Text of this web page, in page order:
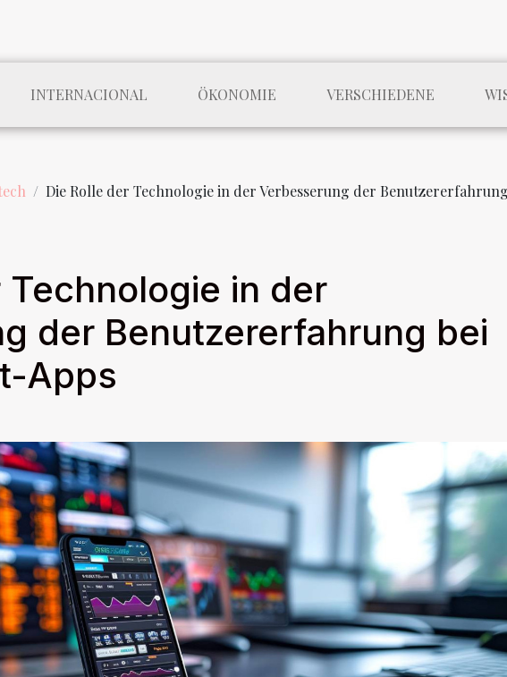
INTERNACIONAL ÖKONOMIE VERSCHIEDENE
Die Rolle der Technologie in der Verbesserung der
Technologie in der
der Benutzererfahrung bei
Apps